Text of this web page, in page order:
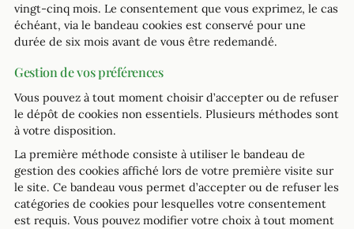
vingt-cinq mois. Le consentement que vous exprimez, le cas
échéant, via le bandeau cookies est conservé pour une
durée de six mois avant de vous être redemandé.
Gestion de vos préférences
Vous pouvez à tout moment choisir d’accepter ou de refuser
le dépôt de cookies non essentiels. Plusieurs méthodes sont
à votre disposition.
La première méthode consiste à utiliser le bandeau de
gestion des cookies affiché lors de votre première visite sur
le site. Ce bandeau vous permet d’accepter ou de refuser les
catégories de cookies pour lesquelles votre consentement
est requis. Vous pouvez modifier votre choix à tout moment